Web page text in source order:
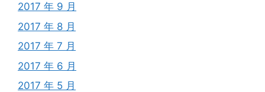
2017 年 9 月
2017 年 8 月
2017 年 7 月
2017 年 6 月
2017 年 5 月